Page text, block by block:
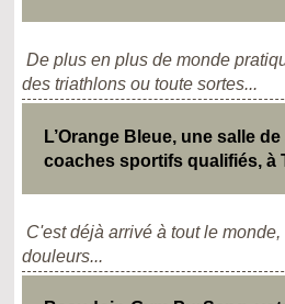
De plus en plus de monde
des triathlons ou toute sortes...
L’Orange Bleue, une salle
coaches sportifs qualifiés, à
C'est déjà arrivé à tout le
douleurs...